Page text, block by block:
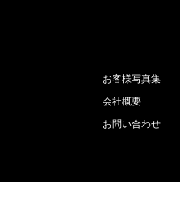
お客様写真集
会社概要
お問い合わせ